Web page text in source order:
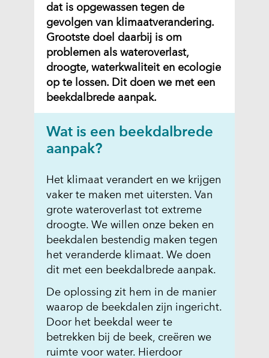
e
e
e
k
_
b
e
e
d
a
b
dat is opgewassen tegen de
gevolgen van klimaatverandering.
Grootste doel daarbij is om
problemen als wateroverlast,
droogte, waterkwaliteit en ecologie
op te lossen. Dit doen we met een
beekdalbrede aanpak.
Wat is een beekdalbrede
aanpak?
Het klimaat verandert en we krijgen
vaker te maken met uitersten. Van
grote wateroverlast tot extreme
droogte. We willen onze beken en
beekdalen bestendig maken tegen
het veranderde klimaat. We doen
dit met een beekdalbrede aanpak.
De oplossing zit hem in de manier
waarop de beekdalen zijn ingericht.
Door het beekdal weer te
betrekken bij de beek, creëren we
ruimte voor water. Hierdoor